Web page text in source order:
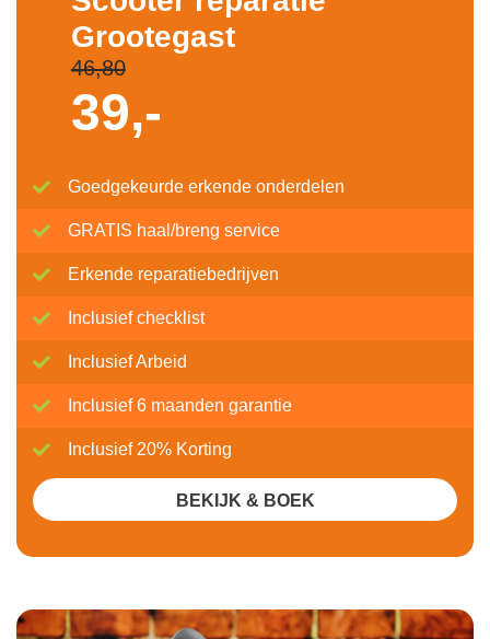
Grootegast
46,80
39,-
Goedgekeurde erkende onderdelen
GRATIS haal/breng service
Erkende reparatiebedrijven
Inclusief checklist
Inclusief Arbeid
Inclusief 6 maanden garantie
Inclusief 20% Korting
BEKIJK & BOEK